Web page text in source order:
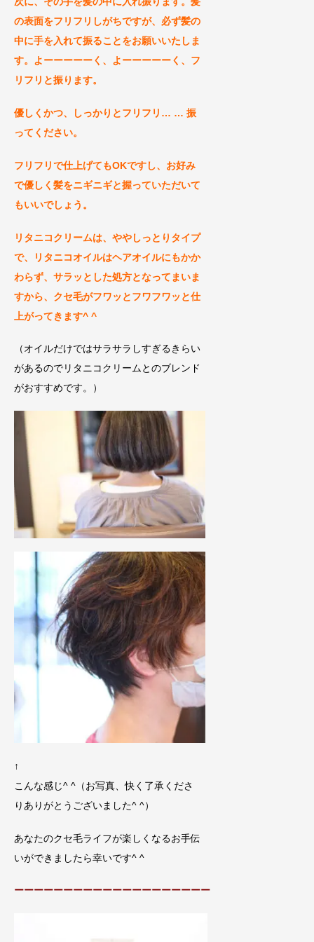
の表面をフリフリしがちですが、必ず髪の
中に手を入れて振ることをお願いいたしま
す。よーーーーーく、よーーーーーく、フ
リ フリ と振ります。
優しくかつ、しっかりとフリフリ… … 振
ってください。
フリフリで仕上げてもOKですし、 お好み
で優しく髪をニギニギと握っていただいて
もいいでしょう 。
リタニコクリームは、ややしっとりタイプ
で、リタニコオイルはヘアオイルにもかか
わらず、サラッとした処方となってまいま
すから、クセ毛がフワッとフワフワッと仕
上がってきます^ ^
（オイルだけではサラサラしすぎるきらい
があるのでリタニコクリームとのブレンド
がおすすめです。）
↑
こんな感じ^ ^（お写真、快く了承くださ
りありがとうございました^ ^）
あなたのクセ毛ライフが楽しくなるお手伝
いができましたら幸いです^ ^
ーーーーーーーーーーーーーーーーーーーー